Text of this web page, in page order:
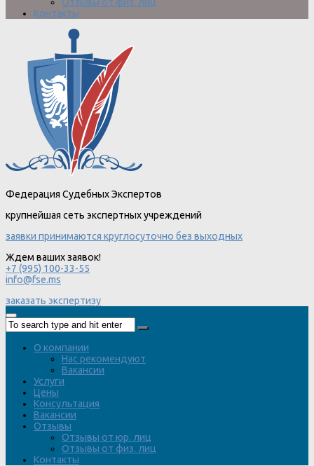
Отзывы от физ. лиц
Контакты
Федерация Судебных Экспертов
крупнейшая сеть экспертных учреждений
заявки принимаются круглосуточно без выходных
Ждем ваших заявок!
+7 (995) 100-33-55
info@fse.ms
заказать экспертизу
О компании
Нас рекомендуют
Вакансии
Услуги
Цены
Консультация
Вакансии
Отзывы
Отзывы от юр. лиц
Отзывы от физ. лиц
Контакты